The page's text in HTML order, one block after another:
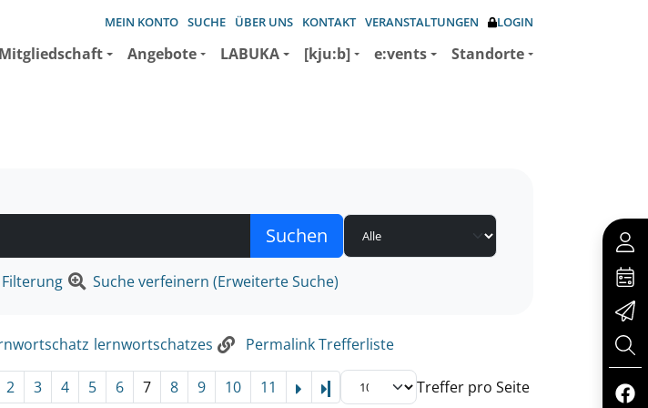
MEIN KONTO SUCHE ÜBER UNS KONTAKT VERANSTALTUNGEN LOGIN
Mitgliedschaft Angebote LABUKA [kju:b] e:vents Standorte
Suche verfeinern (Erweiterte Suche)
lernwortschatzes Permalink Trefferliste
2 3 4 5 6 7 8 9 10 11 Letzte Seite Treffer pro Seite